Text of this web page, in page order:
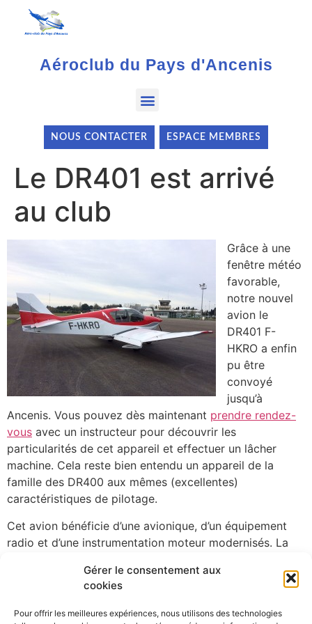
Gérer le consentement aux
cookies
Pour offrir les meilleures expériences, nous utilisons des technologies
Aéroclub du Pays d'Ancenis
NOUS CONTACTER ESPACE MEMBRES
Le DR401 est arrivé
au club
Grâce à une
fenêtre météo
favorable,
notre nouvel
avion le
DR401 F-
HKRO a enfin
pu être
convoyé
jusqu’à
Ancenis. Vous pouvez dès maintenant prendre rendez-
vous avec un instructeur pour découvrir les
particularités de cet appareil et effectuer un lâcher
machine. Cela reste bien entendu un appareil de la
famille des DR400 aux mêmes (excellentes)
caractéristiques de pilotage.
Cet avion bénéficie d’une avionique, d’un équipement
radio et d’une instrumentation moteur modernisés. La
ergonomie des commandes sont un atout de confort
pour les vols d’instruction et de loisirs auquel cet
appareil est destiné.